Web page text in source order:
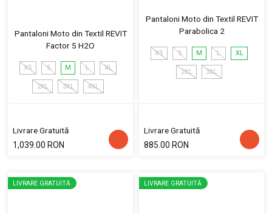
Pantaloni Moto din Textil REVIT
Factor 5 H2O
XS S M L XL
2XL 3XL 4XL
Livrare Gratuită
1,039.00 RON
Pantaloni Moto din Textil REVIT
Parabolica 2
XS S M L XL
2XL 3XL
Livrare Gratuită
885.00 RON
LIVRARE GRATUITĂ LIVRARE GRATUITĂ